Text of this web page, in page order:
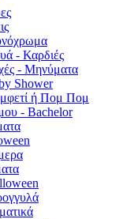
- Καρδιές
- Μηνύματα
Shower
ή Πομ Πομ
- Bachelor